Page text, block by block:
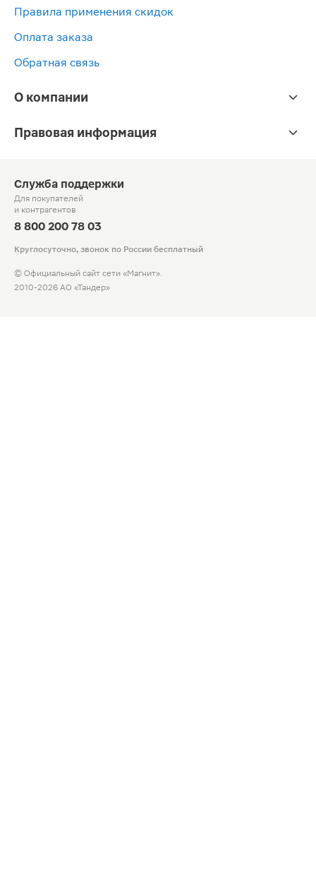
Правила применения скидок
Оплата заказа
Обратная связь
О компании
Правовая информация
Служба поддержки
Для покупателей
и контрагентов
8 800 200 78 03
Круглосуточно, звонок по России бесплатный
© Официальный сайт сети «Магнит».
2010-2026 АО «Тандер»